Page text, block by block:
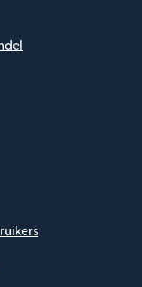
venster)
nieuw venster)
in een nieuw venster)
in een nieuw